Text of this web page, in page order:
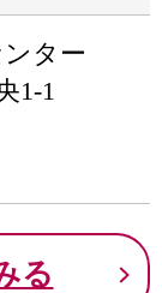
ター
1-1
る